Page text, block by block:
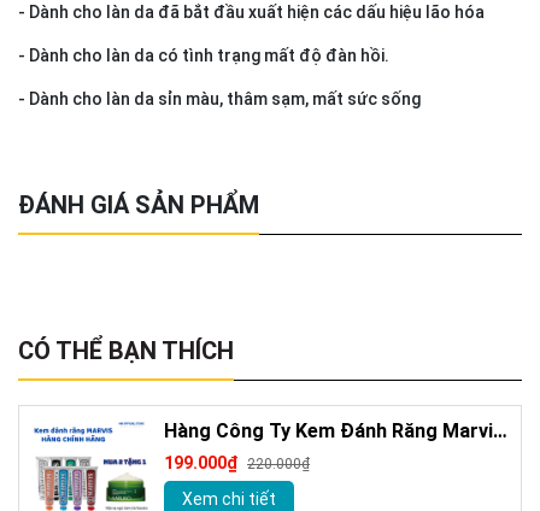
- Dành cho làn da đã bắt đầu xuất hiện các dấu hiệu lão hóa
- Dành cho làn da có tình trạng mất độ đàn hồi.
- Dành cho làn da sỉn màu, thâm sạm, mất sức sống
ĐÁNH GIÁ SẢN PHẨM
CÓ THỂ BẠN THÍCH
Hàng Công Ty Kem Đánh Răng Marvis
Loại Bỏ Mảng Bám Vết Ố Vàng Làm
Trắng Răng 85m
199.000₫ 220.000₫
Xem chi tiết